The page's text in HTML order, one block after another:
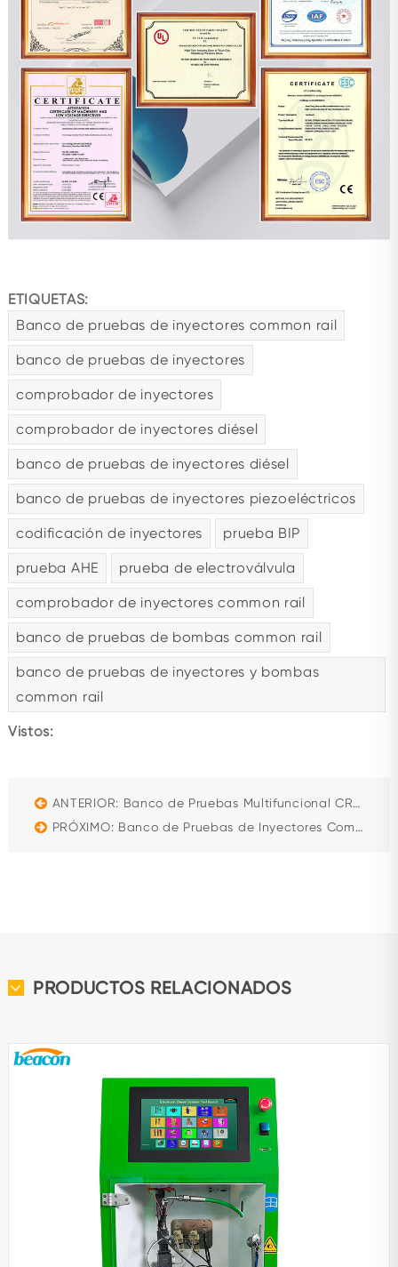
ETIQUETAS:
Banco de pruebas de inyectores common rail
banco de pruebas de inyectores
comprobador de inyectores
comprobador de inyectores diésel
banco de pruebas de inyectores diésel
banco de pruebas de inyectores piezoeléctricos
codificación de inyectores prueba BIP
prueba AHE prueba de electroválvula
comprobador de inyectores common rail
banco de pruebas de bombas common rail
banco de pruebas de inyectores y bombas
common rail
Vistos:
ANTERIOR: Banco de Pruebas Multifuncional CR IP800 para Inyectores y Bombas Common Rail
PRÓXIMO: Banco de Pruebas de Inyectores Common Rail CR304(s) de 4 Estaciones con Codificación
PRODUCTOS RELACIONADOS